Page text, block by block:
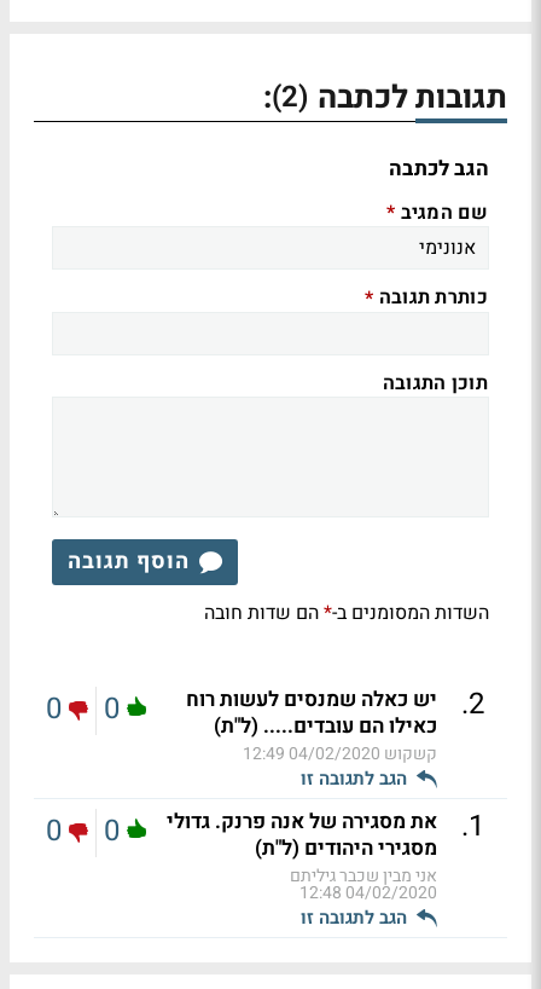
תגובות לכתבה (2)
:
הגב לכתבה
שם המגיב *
כותרת תגובה *
תוכן התגובה
הוסף תגובה
השדות המסומנים ב-*הם שדות חובה
2
.
יש כאלה שמנסים לעשות רוח
כאילו הם עובדים..... (ל"ת)
קשקוש 04/02/2020 12:49
הגב לתגובה זו
0
0
1
.
את מסגירה של אנה פרנק. גדולי
מסגירי היהודים (ל"ת)
אני מבין שכבר גיליתם
04/02/2020 12:48
הגב לתגובה זו
0
0